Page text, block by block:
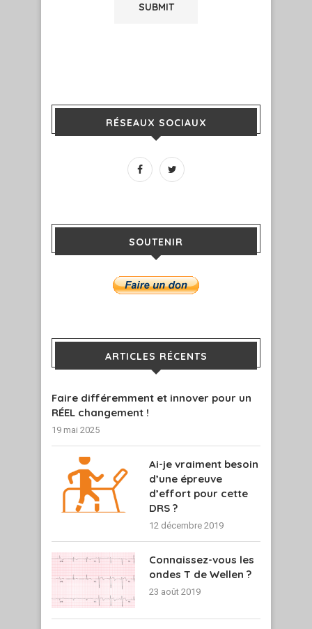
RÉSEAUX SOCIAUX
SOUTENIR
ARTICLES RÉCENTS
Faire différemment et innover pour un
RÉEL changement !
19 mai 2025
Ai-je vraiment besoin
d’une épreuve
d’effort pour cette
DRS ?
12 décembre 2019
Connaissez-vous les
ondes T de Wellen ?
23 août 2019